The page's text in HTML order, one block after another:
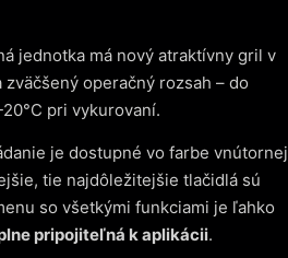
jednotka má nový atraktívny gril v
operačný rozsah – do
pri vykurovaní.
je dostupné vo farbe vnútornej
tie najdôležitejšie tlačidlá sú
so všetkými funkciami je ľahko
pripojiteľná k aplikácii.